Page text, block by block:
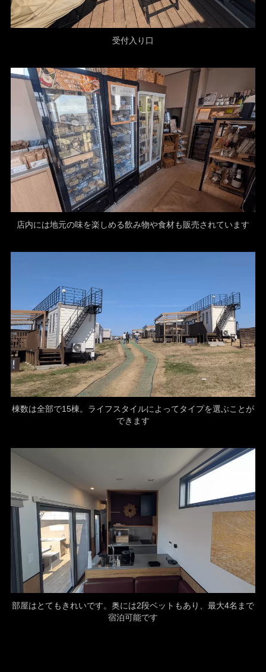
受付入り口
店内には地元の味を楽しめる飲み物や食材も販売されています
棟数は全部で15棟。ライフスタイルによってタイプを選ぶことが
できます
部屋はとてもきれいです。奥には2段ベットもあり、最大4名まで
宿泊可能です